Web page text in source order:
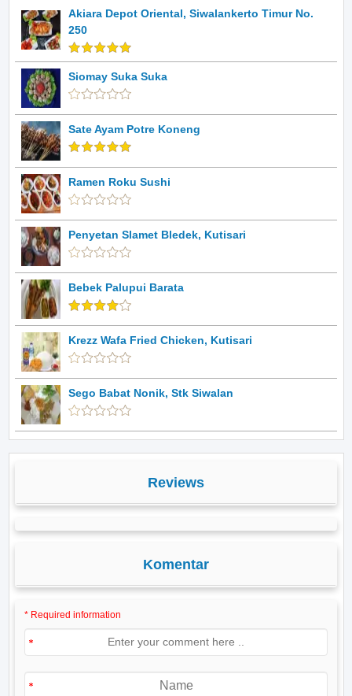
Akiara Depot Oriental, Siwalankerto Timur No.
250
Siomay Suka Suka
Sate Ayam Potre Koneng
Ramen Roku Sushi
Penyetan Slamet Bledek, Kutisari
Bebek Palupui Barata
Krezz Wafa Fried Chicken, Kutisari
Sego Babat Nonik, Stk Siwalan
Reviews
Komentar
* Required information